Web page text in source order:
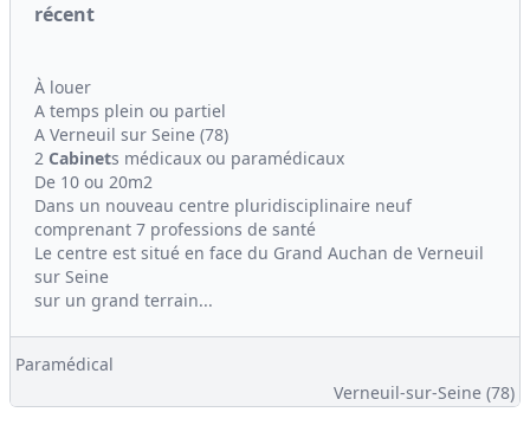
récent
À louer
A temps plein ou partiel
A Verneuil sur Seine (78)
2 Cabinets médicaux ou paramédicaux
De 10 ou 20m2
Dans un nouveau centre pluridisciplinaire neuf
comprenant 7 professions de santé
Le centre est situé en face du Grand Auchan de Verneuil
sur Seine
sur un grand terrain...
Paramédical
Verneuil-sur-Seine (78)